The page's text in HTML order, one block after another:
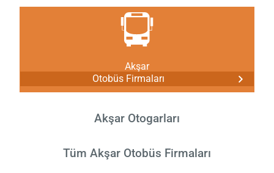
Akşar
Otobüs Firmaları
Akşar Otogarları
Tüm Akşar Otobüs Firmaları